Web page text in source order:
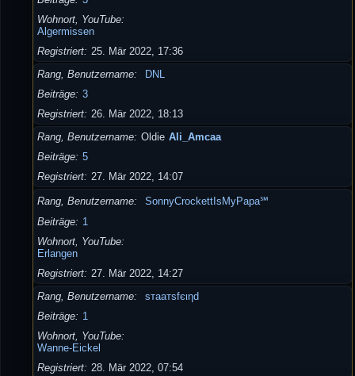
Wohnort, YouTube
Algermissen
Registriert 25. Mär 2022, 17:36
Rang, Benutzername
DNL
Beiträge 3
Registriert 26. Mär 2022, 18:13
Rang, Benutzername Oldie Ali_Amcaa
Beiträge 5
Registriert 27. Mär 2022, 14:07
Rang, Benutzername
SonnyCrockettIsMyPapa℠
Beiträge
1
Wohnort, YouTube
Erlangen
Registriert 27. Mär 2022, 14:27
Rang, Benutzername
ѕтaaтѕfєιηd
Beiträge
1
Wohnort, YouTube
Wanne-Eickel
Registriert 28. Mär 2022, 07:54